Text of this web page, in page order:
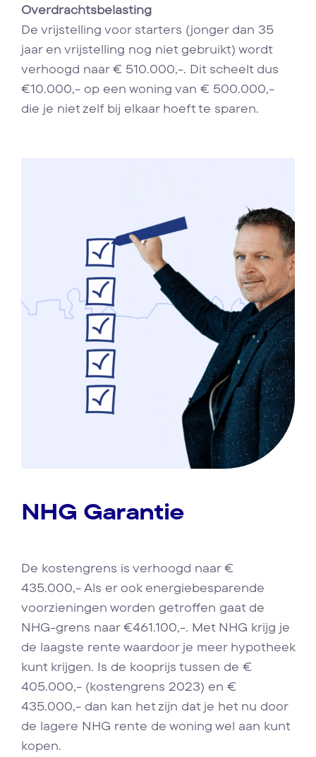
Overdrachtsbelasting
De vrijstelling voor starters (jonger dan 35
jaar en vrijstelling nog niet gebruikt) wordt
verhoogd naar € 510.000,-. Dit scheelt dus
€10.000,- op een woning van € 500.000,-
die je niet zelf bij elkaar hoeft te sparen.
NHG Garantie
De kostengrens is verhoogd naar €
435.000,- Als er ook energiebesparende
voorzieningen worden getroffen gaat de
NHG-grens naar €461.100,-. Met NHG krijg je
de laagste rente waardoor je meer hypotheek
kunt krijgen. Is de kooprijs tussen de €
405.000,- (kostengrens 2023) en €
435.000,- dan kan het zijn dat je het nu door
de lagere NHG rente de woning wel aan kunt
kopen.